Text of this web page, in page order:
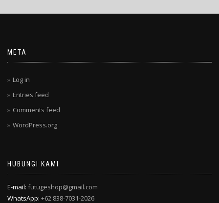
META
Log in
Entries feed
Comments feed
WordPress.org
HUBUNGI KAMI
E-mail: futugeshop@gmail.com
WhatsApp: +62 838-7031-2026